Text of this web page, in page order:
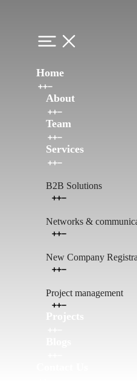
Home
About
Team
Services
B2B Solutions
Networks &
New Company
Project management
Projects